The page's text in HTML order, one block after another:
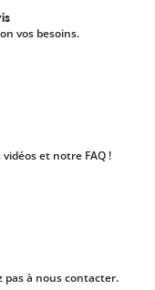
vos besoins.
et notre FAQ !
pas à nous contacter.